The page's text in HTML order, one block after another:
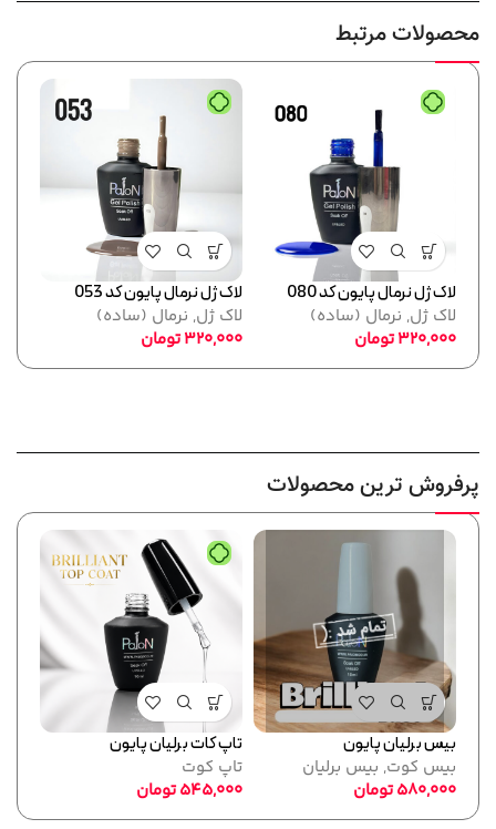
محصولات مرتبط
لاک ژل نرمال پایون کد 080
لاک ژل, نرمال (ساده)
320,000تومان
لاک ژل نرمال پایون کد 053
لاک ژل, نرمال (ساده)
320,000تومان
پرفروش ترین محصولات
بیس برلیان پایون
بیس کوت, بیس برلیان
580,000تومان
تاپ کات برلیان پایون
تاپ کوت
545,000تومان